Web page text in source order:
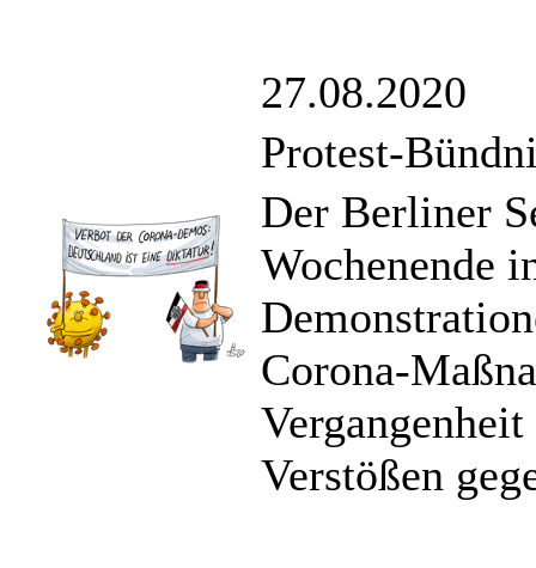
27.08.2020
Protest-
Der Berliner
Wochenende
Corona-
Verstößen